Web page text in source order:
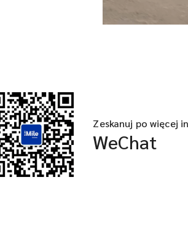
Zeskanuj po więcej
WeChat